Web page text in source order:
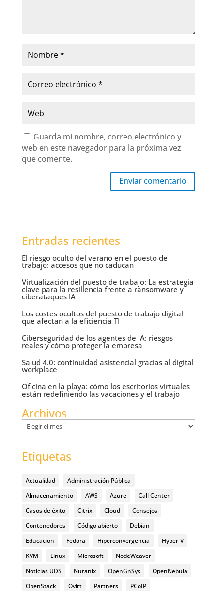
Guarda mi nombre, correo electrónico y
web en este navegador para la próxima vez
que comente.
Enviar comentario
Entradas recientes
El riesgo oculto del verano en el puesto de
trabajo: accesos que no caducan
Virtualización del puesto de trabajo: La estrategia
clave para la resiliencia frente a ransomware y
ciberataques IA
Los costes ocultos del puesto de trabajo digital
que afectan a la eficiencia TI
Ciberseguridad de los agentes de IA: riesgos
reales y cómo proteger la empresa
Salud 4.0: continuidad asistencial gracias al digital
workplace
Oficina en la playa: cómo los escritorios virtuales
están redefiniendo las vacaciones y el trabajo
Archivos
Archivos
Etiquetas
Actualidad
Administración Pública
Almacenamiento
AWS Azure
Call Center
Casos de éxito
Citrix Cloud
Consejos
Contenedores
Código abierto
Debian
Educación
Fedora Hiperconvergencia
Hyper-V
KVM
Linux Microsoft
NodeWeaver
Noticias UDS
Nutanix OpenGnSys
OpenNebula
OpenStack
Ovirt Partners
PCoIP